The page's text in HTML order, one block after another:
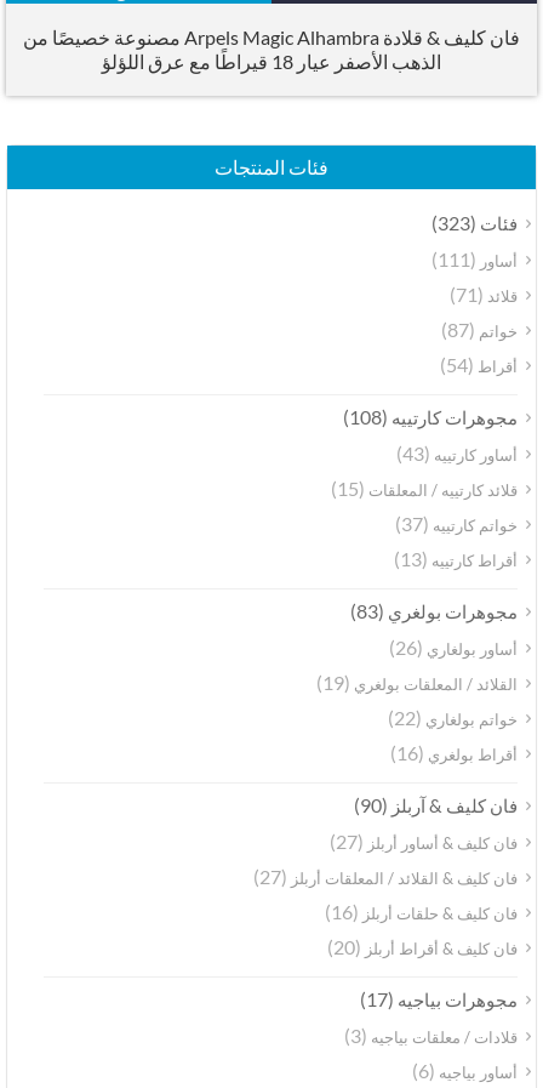
فان كليف & قلادة Arpels Magic Alhambra مصنوعة خصيصًا من
الذهب الأصفر عيار 18 قيراطًا مع عرق اللؤلؤ
فئات المنتجات
فئات(323)
أساور(111)
قلائد(71)
خواتم(87)
أقراط (54)
مجوهرات كارتييه(108)
أساور كارتييه(43)
قلائد كارتييه / المعلقات(15)
خواتم كارتييه(37)
أقراط كارتييه(13)
مجوهرات بولغري(83)
أساور بولغاري(26)
القلائد / المعلقات بولغري(19)
خواتم بولغاري(22)
أقراط بولغري(16)
فان كليف & آربلز (90)
فان كليف & أساور أربلز (27)
فان كليف & القلائد / المعلقات أربلز (27)
فان كليف & حلقات أربلز (16)
فان كليف & أقراط أربلز (20)
مجوهرات بياجيه(17)
قلادات / معلقات بياجيه(3)
أساور بياجيه(6)